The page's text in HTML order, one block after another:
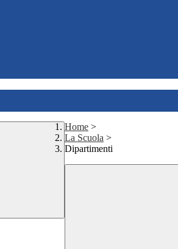
Home >
La Scuola >
Dipartimenti